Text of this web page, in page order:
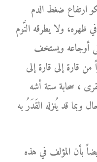
ارتفاع ضغط الدم
ظهره، ولا يطرقه النَّوم
أوجاعه ويستخف
من قارة إلى قارة إلى
، سحابة ستة أشه
وبما قد يُنزله القَدَرُ به
بأن المؤلف في هذه